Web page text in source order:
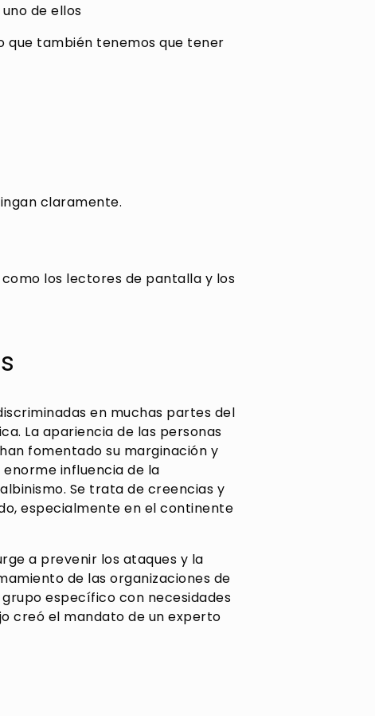
de ellos
que también tenemos que tener
claramente.
los lectores de pantalla y los
en muchas partes del
La apariencia de las personas
fomentado su marginación y
enorme influencia de la
Se trata de creencias y
especialmente en el continente
a prevenir los ataques y la
de las organizaciones de
específico con necesidades
creó el mandato de un experto